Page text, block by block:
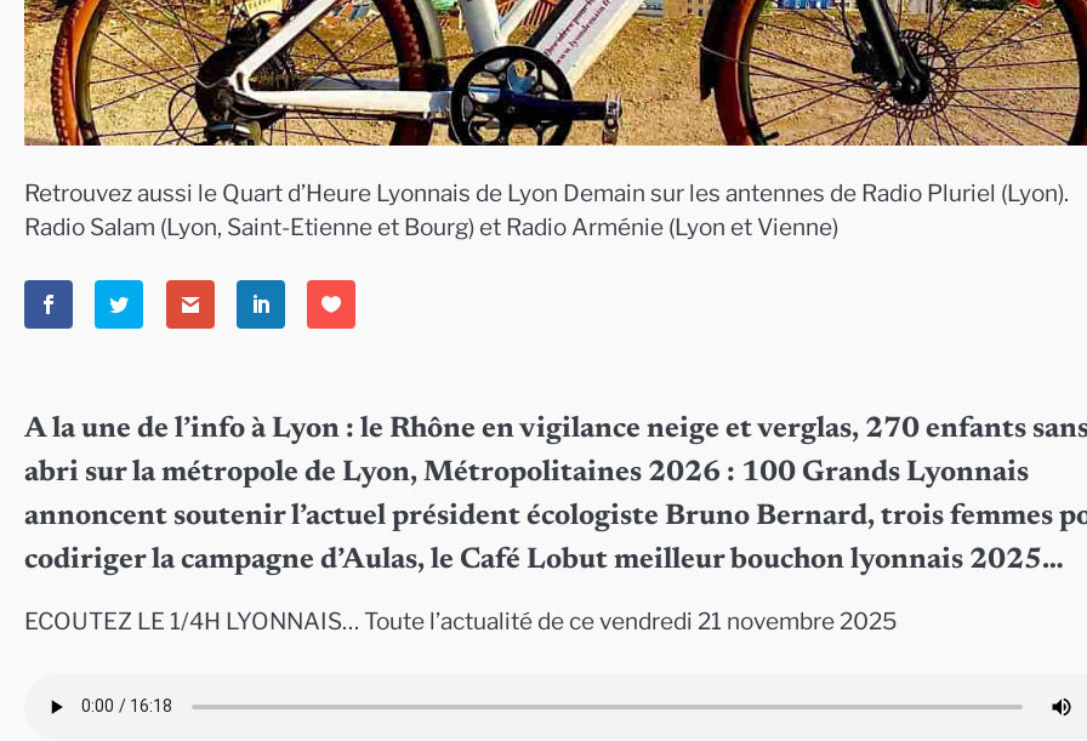
Retrouvez aussi le Quart d’Heure Lyonnais de Lyon Demain sur les antennes de Radio Pluriel (Lyon).
Radio Salam (Lyon, Saint-Etienne et Bourg) et Radio Arménie (Lyon et Vienne)
A la une de l’info à Lyon : le Rhône en vigilance neige et verglas, 270 enfants
abri sur la métropole de Lyon, Métropolitaines 2026 : 100 Grands Lyonnais
annoncent soutenir l’actuel président écologiste Bruno Bernard, trois femmes
codiriger la campagne d’Aulas, le Café Lobut meilleur bouchon lyonnais 2025…
ECOUTEZ LE 1/4H LYONNAIS… Toute l’actualité de ce vendredi 21 novembre 2025